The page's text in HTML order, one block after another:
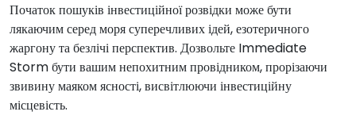
Початок пошуків інвестиційної розвідки може бути
лякаючим серед моря суперечливих ідей, езотеричного
жаргону та безлічі перспектив. Дозвольте Immediate
Storm бути вашим непохитним провідником, прорізаючи
звивину маяком ясності, висвітлюючи інвестиційну
місцевість.